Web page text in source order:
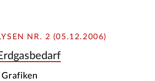
NR. 2 (05.12.2006)